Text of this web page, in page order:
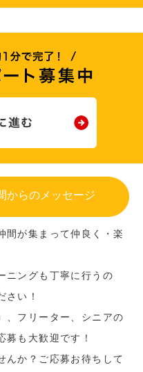
からのメッセージ
間が集まって仲良く・楽
ニングも丁寧に行うの
さい！
、フリーター、シニアの
募も大歓迎です！
んか？ご応募お待ちして